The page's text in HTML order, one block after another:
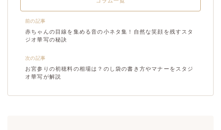
前の記事
赤ちゃんの目線を集める音の小ネタ集！自然な笑顔を残すスタ
ジオ華写の秘訣
次の記事
お宮参りの初穂料の相場は？のし袋の書き方やマナーをスタジ
オ華写が解説